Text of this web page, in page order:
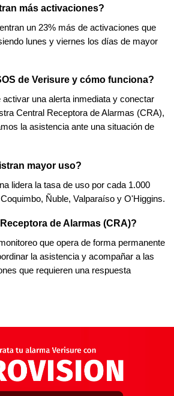
más activaciones?
un 23% más de activaciones que
lunes y viernes los días de mayor
de Verisure y cómo funciona?
activar una alerta inmediata y conectar
Central Receptora de Alarmas (CRA),
la asistencia ante una situación de
mayor uso?
lidera la tasa de uso por cada 1.000
Ñuble, Valparaíso y O'Higgins.
de Alarmas (CRA)?
que opera de forma permanente
la asistencia y acompañar a las
que requieren una respuesta